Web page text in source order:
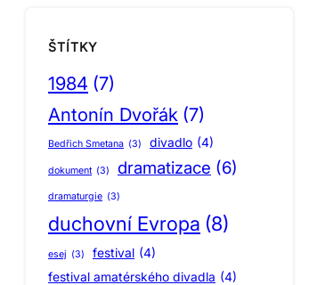
ŠTÍTKY
1984 (7)
Antonín Dvořák (7)
Bedřich Smetana (3) divadlo (4)
dokument (3) dramatizace (6)
dramaturgie (3)
duchovní Evropa (8)
esej (3) festival (4)
festival amatérského divadla (4)